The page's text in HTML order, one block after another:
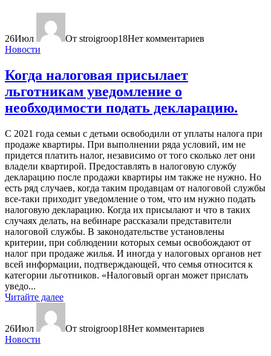
26Июл От stroigroop18Нет комментариев
Новости
Когда налоговая присылает
льготникам уведомление о
необходимости подать декларацию.
С 2021 года семьи с детьми освободили от уплаты налога при
продаже квартиры. При выполнении ряда условий, им не
придется платить налог, независимо от того сколько лет они
владели квартирой. Предоставлять в налоговую службу
декларацию после продажи квартиры им также не нужно. Но
есть ряд случаев, когда таким продавцам от налоговой службы
все-таки приходит уведомление о том, что им нужно подать
налоговую декларацию. Когда их присылают и что в таких
случаях делать, на вебинаре рассказали представители
налоговой службы. В законодательстве установлены
критерии, при соблюдении которых семьи освобождают от
налог при продаже жилья. И иногда у налоговых органов нет
всей информации, подтверждающей, что семья относится к
категории льготников. «Налоговый орган может прислать
уведо...
Читайте далее
26Июл От stroigroop18Нет комментариев
Новости